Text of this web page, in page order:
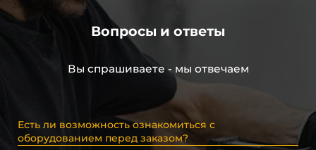
Вопросы и ответы
Вы спрашиваете - мы отвечаем
Есть ли возможность ознакомиться с
оборудованием перед заказом?